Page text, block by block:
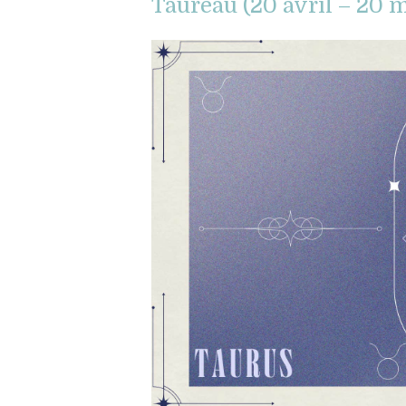
Taureau (20 avril – 20